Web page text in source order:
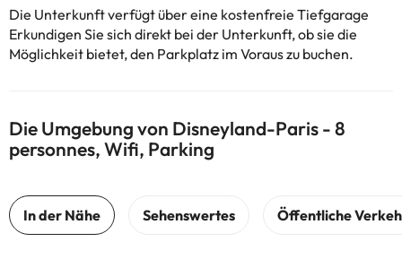
Die Unterkunft verfügt über eine kostenfreie Tiefgarage
Erkundigen Sie sich direkt bei der Unterkunft, ob sie die
Möglichkeit bietet, den Parkplatz im Voraus zu buchen.
Die Umgebung von Disneyland-Paris - 8
personnes, Wifi, Parking